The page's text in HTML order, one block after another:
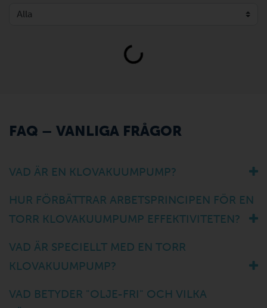
Loading...
FAQ – VANLIGA FRÅGOR
VAD ÄR EN KLOVAKUUMPUMP?
HUR FÖRBÄTTRAR ARBETSPRINCIPEN FÖR EN
TORR KLOVAKUUMPUMP EFFEKTIVITETEN?
VAD ÄR SPECIELLT MED EN TORR
KLOVAKUUMPUMP?
VAD BETYDER "OLJE-FRI" OCH VILKA